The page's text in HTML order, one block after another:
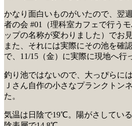
かなり面白いものがいたので、翌
者の会 #01（理科室カフェで行う
ップの名称が変わりました）でお
また、それには実際にその池を確
で、11/15（金）に実際に現地へ行
釣り池ではないので、大っぴらに
Ｊさん自作の小さなプランクトン
た。
気温は日陰で19℃。陽がさしてい